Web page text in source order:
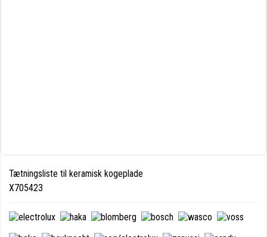
Tætningsliste til keramisk kogeplade
X705423